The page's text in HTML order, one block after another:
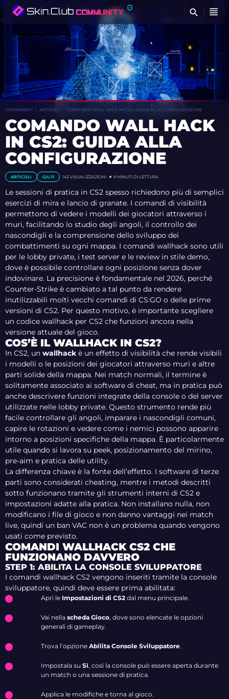
COMMUNITY ARTICOLI COMANDO WALL HACK IN CS2: GUIDA ALLA CONFIGURAZIONE
COMANDO WALL HACK
IN CS2: GUIDA ALLA
CONFIGURAZIONE
ARTICOLI GIU 11 143 VISUALIZZAZIONI 9 MINUTI DI LETTURA
Le sessioni di pratica in CS2 spesso richiedono più di semplici
esercizi di mira e lancio di granate. I comandi di visibilità
permettono di vedere i modelli dei giocatori attraverso i
muri, facilitando lo studio degli angoli, il controllo dei
nascondigli e la comprensione dello sviluppo dei
combattimenti su ogni mappa. I comandi wallhack sono utili
per le lobby private, i test server e le review in stile demo,
dove è possibile controllare ogni posizione senza dover
indovinare. La precisione è fondamentale nel 2026, perché
Counter-Strike è cambiato a tal punto da rendere
inutilizzabili molti vecchi comandi di CS:GO o delle prime
versioni di CS2. Per questo motivo, è importante scegliere
un codice wallhack per CS2 che funzioni ancora nella
versione attuale del gioco.
COS’È IL WALLHACK IN CS2?
In CS2, un wallhack è un effetto di visibilità che rende visibili
i modelli o le posizioni dei giocatori attraverso muri e altre
parti solide della mappa. Nei match normali, il termine è
solitamente associato ai software di cheat, ma in pratica può
anche descrivere funzioni integrate della console o del server
utilizzate nelle lobby private. Questo strumento rende più
facile controllare gli angoli, imparare i nascondigli comuni,
capire le rotazioni e vedere come i nemici possono apparire
intorno a posizioni specifiche della mappa. È particolarmente
utile quando si lavora su peek, posizionamento del mirino,
pre-aim e pratica delle utility.
La differenza chiave è la fonte dell’effetto. I software di terze
parti sono considerati cheating, mentre i metodi descritti
sotto funzionano tramite gli strumenti interni di CS2 e
impostazioni adatte alla pratica. Non installano nulla, non
modificano i file di gioco e non danno vantaggi nei match
live, quindi un ban VAC non è un problema quando vengono
usati come previsto.
COMANDI WALLHACK CS2 CHE
FUNZIONANO DAVVERO
STEP 1: ABILITA LA CONSOLE SVILUPPATORE
I comandi wallhack CS2 vengono inseriti tramite la console
sviluppatore, quindi deve essere prima abilitata:
Apri le Impostazioni di CS2 dal menu principale.
Vai nella scheda Gioco, dove sono elencate le opzioni
generali di gameplay.
Trova l’opzione Abilita Console Sviluppatore.
Impostala su Sì, così la console può essere aperta durante
un match o una sessione di pratica.
Applica le modifiche e torna al gioco.